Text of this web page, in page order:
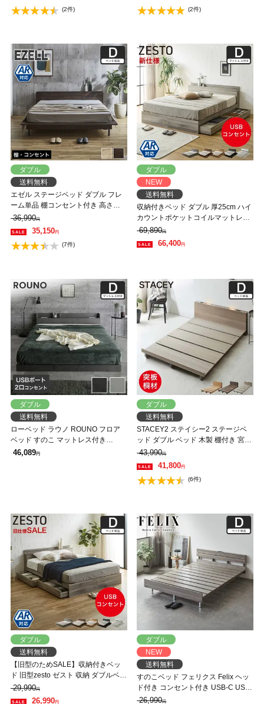
(2件) (2件)
ダブル
送料無料
エゼル ステージベッド ダブル フレ
ーム単品 棚コンセント付き 高さ２
段階調整 すのこベッド ステージベ
ッド 脚付きベッド フロアベッド
【大型家具配送】
36,990円
35,150円
(7件)
ダブル
NEW
送料無料
収納付きベッド ダブル 厚25cm ハイ
カウントポケットコイルマットレス
付 すのこベッド 収納ベッド 棚 USB
コンセント【z有料組立】
69,890円
66,400円
ダブル
送料無料
ローベッド ラウノ ROUNO フロア
ベッド すのこ マットレス付き
USB・コンセント フレーム ローベ
46,089円
ダブル
送料無料
STACEY2 ステイシー2 ステージベ
ッド ダブル ベッド 木製 棚付き 宮付
き コンセント付き 照明付き ダーク
ブラウン ナチュラル 【大型家具配
送】
43,990円
41,800円
(6件)
ダブル
送料無料
【旧型のためSALE】収納付きベッ
ド 旧型zesto ゼスト 収納 ダブルベッ
ド フレームのみ 収納付き USBポー
ト付き ダブル すのこベッド 引き出
29,990円
26,990円
ダブル
NEW
送料無料
すのこベッド フェリクス Felix ヘッ
ド付き コンセント付き USB-C USB-
A 木製 シンプル モダン 組み立て簡
26,990円